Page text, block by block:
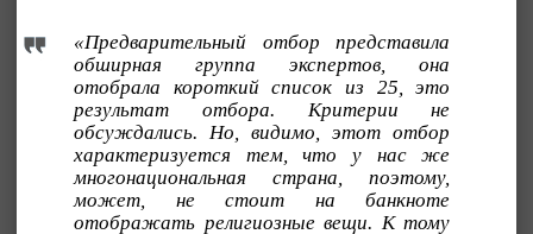
«Предварительный отбор представила
обширная группа экспертов, она
отобрала короткий список из 25, это
результат отбора. Критерии не
обсуждались. Но, видимо, этот отбор
характеризуется тем, что у нас же
многонациональная страна, поэтому,
может, не стоит на банкноте
отображать религиозные вещи. К тому